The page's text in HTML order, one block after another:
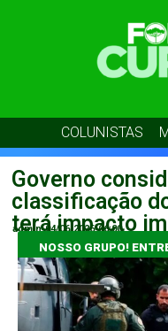
COLUNISTAS
Governo
classificação
terá impacto
admin 04/06/2026 06:00
NOSSO GRUPO!